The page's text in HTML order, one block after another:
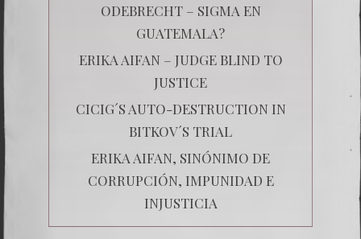
ODEBRECHT – SIGMA EN
GUATEMALA?
ERIKA AIFAN – JUDGE BLIND TO
JUSTICE
CICIG´S AUTO-DESTRUCTION IN
BITKOV´S TRIAL
ERIKA AIFAN, SINÓNIMO DE
CORRUPCIÓN, IMPUNIDAD E
INJUSTICIA